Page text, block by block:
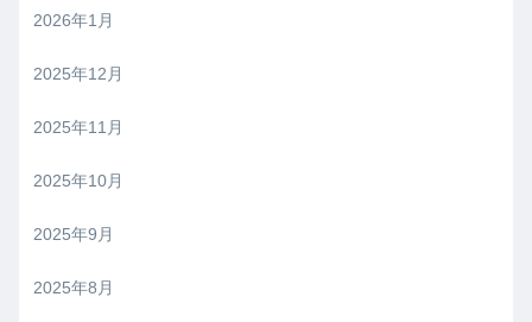
2026年1月
2025年12月
2025年11月
2025年10月
2025年9月
2025年8月